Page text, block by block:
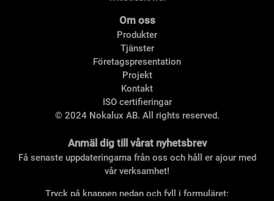
Om oss
Produkter
Tjänster
Företagspresentation
Projekt
Kontakt
ISO certifieringar
© 2024 Nokalux AB. All rights reserved.
Anmäl dig till vårat nyhetsbrev
Få senaste uppdateringarna från oss och håll er ajour med
vår verksamhet!
Tryck på knappen nedan och fyll i formuläret: